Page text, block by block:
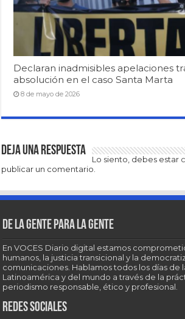
Declaran inadmisibles apelaciones
absolución en el caso Santa Marta
8 de mayo de 2026
Deja una respuesta
Lo siento, debes estar
publicar un comentario.
De la gente para la gente
En VOCES Diario digital estamos
humanos, la justicia transicional y la
comunicaciones. Hablamos todos los días de
Latinoamérica y del mundo a través de la
periodismo responsable, ético y profesional.
Redes sociales